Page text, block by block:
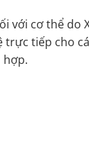
với cơ thể do
tiếp cho
hợp.